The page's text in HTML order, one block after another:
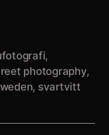
,
photography,
, svartvitt